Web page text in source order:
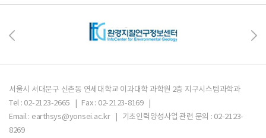
서울시 서대문구 신촌동 연세대학교 이과대학 과학원 2층 지구시스템과학과
Tel : 02-2123-2665 | Fax : 02-2123-8169 |
Email : earthsys@yonsei.ac.kr | 기초인력양성사업 관련 문의 : 02-2123-
8269